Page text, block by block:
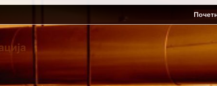
Skip
content